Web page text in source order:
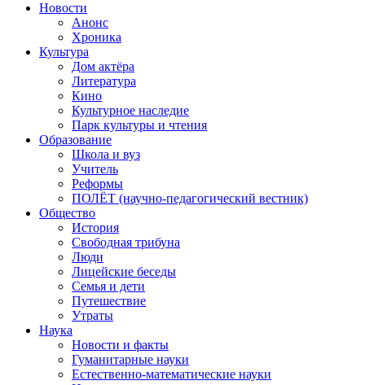
Новости
Анонс
Хроника
Культура
Дом актёра
Литература
Кино
Культурное наследие
Парк культуры и чтения
Образование
Школа и вуз
Учитель
Реформы
ПОЛЁТ (научно-педагогический вестник)
Общество
История
Свободная трибуна
Люди
Лицейские беседы
Семья и дети
Путешествие
Утраты
Наука
Новости и факты
Гуманитарные науки
Естественно-математические науки